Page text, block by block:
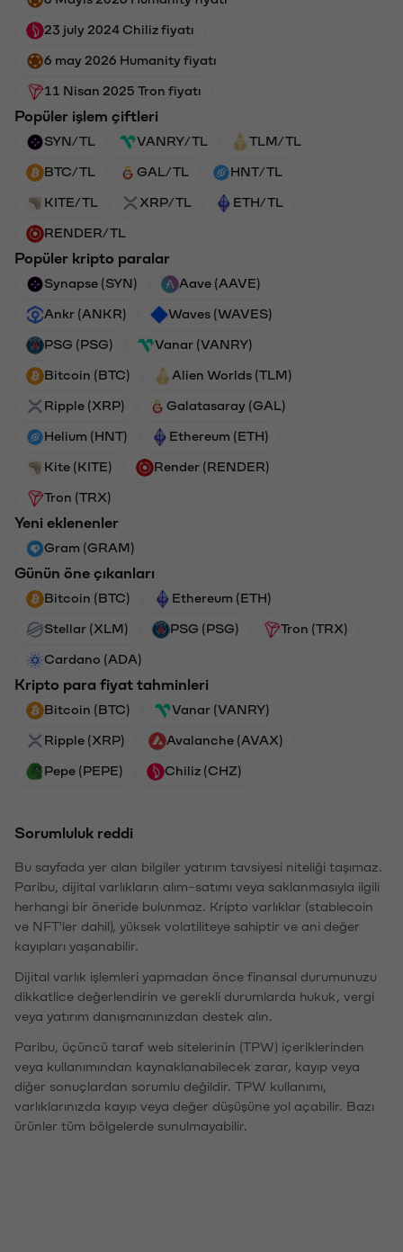
23 july 2024 Chiliz fiyatı
6 may 2026 Humanity fiyatı
11 Nisan 2025 Tron fiyatı
Popüler işlem çiftleri
SYN/TL VANRY/TL TLM/TL
BTC/TL GAL/TL HNT/TL
KITE/TL XRP/TL ETH/TL
RENDER/TL
Popüler kripto paralar
Synapse (SYN) Aave (AAVE)
Ankr (ANKR) Waves (WAVES)
PSG (PSG) Vanar (VANRY)
Bitcoin (BTC) Alien Worlds (TLM)
Ripple (XRP) Galatasaray (GAL)
Helium (HNT) Ethereum (ETH)
Kite (KITE) Render (RENDER)
Tron (TRX)
Yeni eklenenler
Gram (GRAM)
Günün öne çıkanları
Bitcoin (BTC) Ethereum (ETH)
Stellar (XLM) PSG (PSG) Tron (TRX)
Cardano (ADA)
Kripto para fiyat tahminleri
Bitcoin (BTC) Vanar (VANRY)
Ripple (XRP) Avalanche (AVAX)
Pepe (PEPE) Chiliz (CHZ)
Sorumluluk reddi
Bu sayfada yer alan bilgiler yatırım tavsiyesi niteliği taşımaz.
Paribu, dijital varlıkların alım-satımı veya saklanmasıyla ilgili
herhangi bir öneride bulunmaz. Kripto varlıklar (stablecoin
ve NFT'ler dahil), yüksek volatiliteye sahiptir ve ani değer
kayıpları yaşanabilir.
Dijital varlık işlemleri yapmadan önce finansal durumunuzu
dikkatlice değerlendirin ve gerekli durumlarda hukuk, vergi
veya yatırım danışmanınızdan destek alın.
Paribu, üçüncü taraf web sitelerinin (TPW) içeriklerinden
veya kullanımından kaynaklanabilecek zarar, kayıp veya
diğer sonuçlardan sorumlu değildir. TPW kullanımı,
varlıklarınızda kayıp veya değer düşüşüne yol açabilir. Bazı
ürünler tüm bölgelerde sunulmayabilir.